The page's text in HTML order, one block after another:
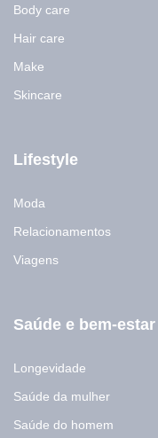
Body care
Hair care
Make
Skincare
Lifestyle
Moda
Relacionamentos
Viagens
Saúde e bem-estar
Longevidade
Saúde da mulher
Saúde do homem